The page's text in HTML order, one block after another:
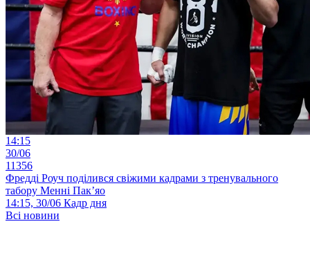
14:15
30/06
11356
Фредді Роуч поділився свіжими кадрами з тренувального
табору Менні Пак’яо
14:15, 30/06 Кадр дня
Всі новини